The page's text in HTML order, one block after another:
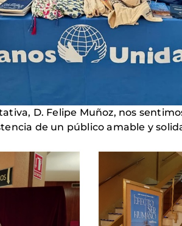
D. Felipe Muñoz, nos
de un público amable y